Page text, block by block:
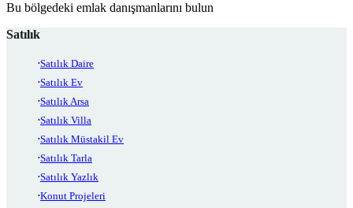
Bu bölgedeki emlak danışmanlarını bulun
Satılık
Satılık Daire
Satılık Ev
Satılık Arsa
Satılık Villa
Satılık Müstakil Ev
Satılık Tarla
Satılık Yazlık
Konut Projeleri